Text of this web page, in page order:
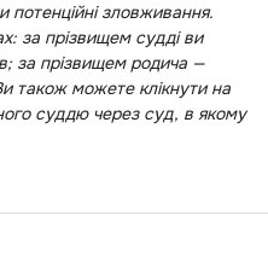
потенційні зловживання.
за прізвищем судді ви
за прізвищем родича —
також можете клікнути на
суддю через суд, в якому